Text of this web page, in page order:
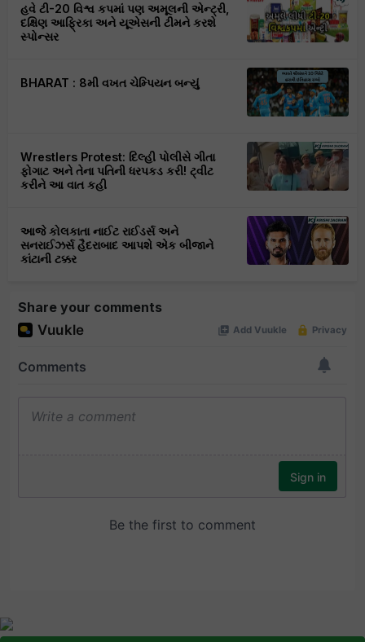
હવે ટી-20 વિશ્વ કપમાં પણ અમૂલની એન્ટ્રી,
દક્ષિણ આફ્રિકા અને યૂએસની ટીમને કરશે
સ્પોન્સર
BHARAT : 8મી વખત ચેમ્પિયન બન્યું
Wrestlers Protest: દિલ્હી પોલીસે ગીતા
ફોગાટ અને તેના પતિની ધરપકડ કરી! ટ્વીટ
કરીને આ વાત કહી
આજે કોલકાતા નાઈટ રાઈડર્સ અને
સનરાઈઝર્સ હૈદરાબાદ આપશે એક બીજાને
કાંટાની ટક્કર
Share your comments